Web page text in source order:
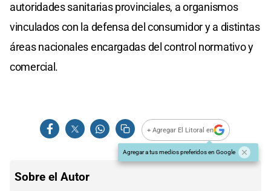
autoridades sanitarias provinciales, a organismos
vinculados con la defensa del consumidor y a distintas
áreas nacionales encargadas del control normativo y
comercial.
+ Agregar El Litoral en
Agregar a tus medios preferidos en Google
Sobre el Autor